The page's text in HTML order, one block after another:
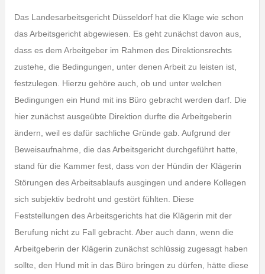
Das Landesarbeitsgericht Düsseldorf hat die Klage wie schon
das Arbeitsgericht abgewiesen. Es geht zunächst davon aus,
dass es dem Arbeitgeber im Rahmen des Direktionsrechts
zustehe, die Bedingungen, unter denen Arbeit zu leisten ist,
festzulegen. Hierzu gehöre auch, ob und unter welchen
Bedingungen ein Hund mit ins Büro gebracht werden darf. Die
hier zunächst ausgeübte Direktion durfte die Arbeitgeberin
ändern, weil es dafür sachliche Gründe gab. Aufgrund der
Beweisaufnahme, die das Arbeitsgericht durchgeführt hatte,
stand für die Kammer fest, dass von der Hündin der Klägerin
Störungen des Arbeitsablaufs ausgingen und andere Kollegen
sich subjektiv bedroht und gestört fühlten. Diese
Feststellungen des Arbeitsgerichts hat die Klägerin mit der
Berufung nicht zu Fall gebracht. Aber auch dann, wenn die
Arbeitgeberin der Klägerin zunächst schlüssig zugesagt haben
sollte, den Hund mit in das Büro bringen zu dürfen, hätte diese